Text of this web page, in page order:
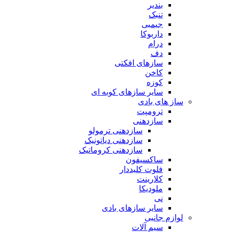
بندیر
تنبک
جیمبی
داربوکا
درام
دف
سازهای افکتی
کاخن
کوزه
سایر سازهای کوبه ای
ساز های بادی
ترومپت
سازدهنی
سازدهنی ترمولو
سازدهنی دیاتونیک
سازدهنی کروماتیک
ساکسیفون
فلوت کلیددار
کلارینت
ملودیکا
نی
سایر سازهای بادی
لوازم جانبی
سیم آلات